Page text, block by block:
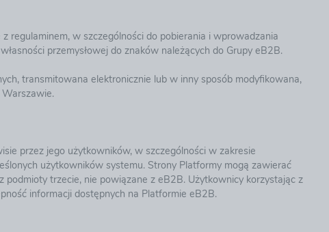
regulaminem, w szczególności do pobierania i wprowadzania
przemysłowej do znaków należących do Grupy eB2B.
transmitowana elektronicznie lub w inny sposób modyfikowana,
przez jego użytkowników, w szczególności w zakresie
użytkowników systemu. Strony Platformy mogą zawierać
trzecie, nie powiązane z eB2B. Użytkownicy korzystając z
informacji dostępnych na Platformie eB2B.